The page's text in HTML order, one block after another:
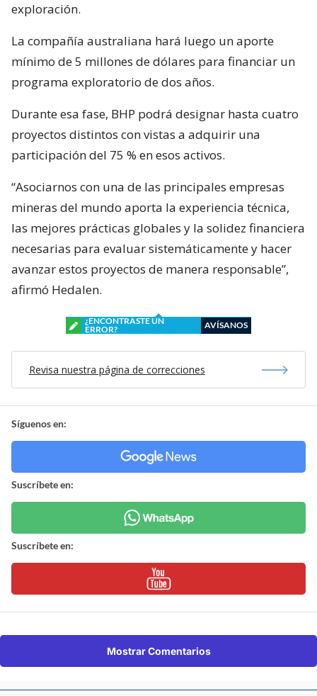
exploración.
La compañía australiana hará luego un aporte
mínimo de 5 millones de dólares para financiar un
programa exploratorio de dos años.
Durante esa fase, BHP podrá designar hasta cuatro
proyectos distintos con vistas a adquirir una
participación del 75 % en esos activos.
“Asociarnos con una de las principales empresas
mineras del mundo aporta la experiencia técnica,
las mejores prácticas globales y la solidez financiera
necesarias para evaluar sistemáticamente y hacer
avanzar estos proyectos de manera responsable”,
afirmó Hedalen.
¿ENCONTRASTE UN
ERROR?
AVÍSANOS
Revisa nuestra página de correcciones
Síguenos en:
Suscríbete en:
Suscríbete en:
Mostrar Comentarios